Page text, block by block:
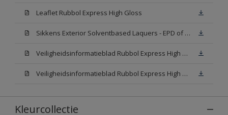
Leaflet Rubbol Express High Gloss
Sikkens Exterior Solventbased Laquers - EPD of Milieuproductverklaring
Veiligheidsinformatieblad Rubbol Express High Gloss W05 (MSDS)
Veiligheidsinformatieblad Rubbol Express High Gloss N00 (MSDS)
Kleurcollectie